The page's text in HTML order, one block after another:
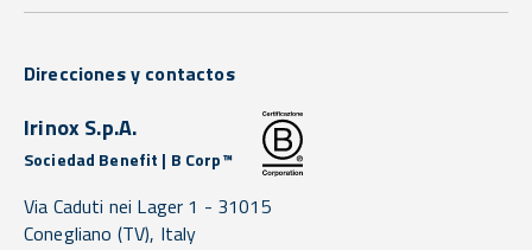
Direcciones y contactos
Irinox S.p.A.
Sociedad Benefit | B Corp™
Via Caduti nei Lager 1 - 31015
Conegliano (TV), Italy